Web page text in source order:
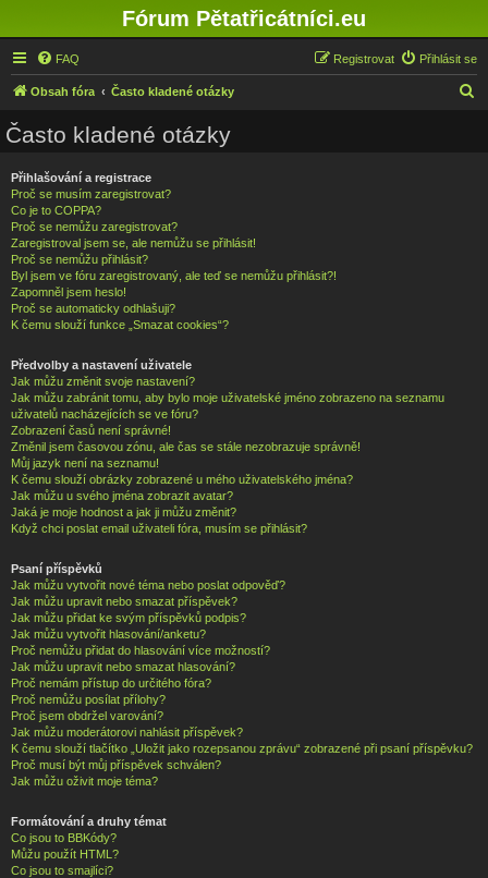
Fórum Pětatřicátníci.eu
FAQ Přihlásit se
Registrovat
Obsah fóra Často kladené otázky
Často kladené otázky
Přihlašování a registrace
Proč se musím zaregistrovat?
Co je to COPPA?
Proč se nemůžu zaregistrovat?
Zaregistroval jsem se, ale nemůžu se přihlásit!
Proč se nemůžu přihlásit?
Byl jsem ve fóru zaregistrovaný, ale teď se nemůžu přihlásit?!
Zapomněl jsem heslo!
Proč se automaticky odhlašuji?
K čemu slouží funkce „Smazat cookies“?
Předvolby a nastavení uživatele
Jak můžu změnit svoje nastavení?
Jak můžu zabránit tomu, aby bylo moje uživatelské jméno zobrazeno na seznamu
uživatelů nacházejících se ve fóru?
Zobrazení časů není správné!
Změnil jsem časovou zónu, ale čas se stále nezobrazuje správně!
Můj jazyk není na seznamu!
K čemu slouží obrázky zobrazené u mého uživatelského jména?
Jak můžu u svého jména zobrazit avatar?
Jaká je moje hodnost a jak ji můžu změnit?
Když chci poslat email uživateli fóra, musím se přihlásit?
Psaní příspěvků
Jak můžu vytvořit nové téma nebo poslat odpověď?
Jak můžu upravit nebo smazat příspěvek?
Jak můžu přidat ke svým příspěvků podpis?
Jak můžu vytvořit hlasování/anketu?
Proč nemůžu přidat do hlasování více možností?
Jak můžu upravit nebo smazat hlasování?
Proč nemám přístup do určitého fóra?
Proč nemůžu posílat přílohy?
Proč jsem obdržel varování?
Jak můžu moderátorovi nahlásit příspěvek?
K čemu slouží tlačítko „Uložit jako rozepsanou zprávu“ zobrazené při psaní příspěvku?
Proč musí být můj příspěvek schválen?
Jak můžu oživit moje téma?
Formátování a druhy témat
Co jsou to BBKódy?
Můžu použít HTML?
Co jsou to smajlíci?